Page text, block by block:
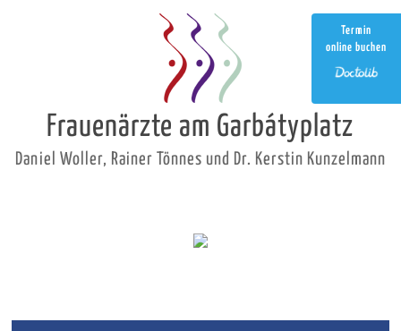
Frauenärzte am Garbátyplatz
Daniel Woller, Rainer Tönnes und Dr. Kerstin Kunzelmann
Termin
online buchen